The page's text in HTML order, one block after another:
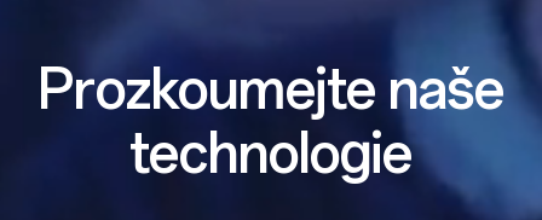
Prozkoumejte naše
technologie